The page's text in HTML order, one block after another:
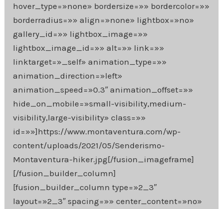
hover_type=»none» bordersize=»» bordercolor=»»
borderradius=»» align=»none» lightbox=»no»
gallery_id=»» lightbox_image=»»
lightbox_image_id=»» alt=»» link=»»
linktarget=»_self» animation_type=»»
animation_direction=»left»
animation_speed=»0.3″ animation_offset=»»
hide_on_mobile=»small-visibility,medium-
visibility,large-visibility» class=»»
id=»»]https://www.montaventura.com/wp-
content/uploads/2021/05/Senderismo-
Montaventura-hiker.jpg[/fusion_imageframe]
[/fusion_builder_column]
[fusion_builder_column type=»2_3″
layout=»2_3″ spacing=»» center_content=»no»